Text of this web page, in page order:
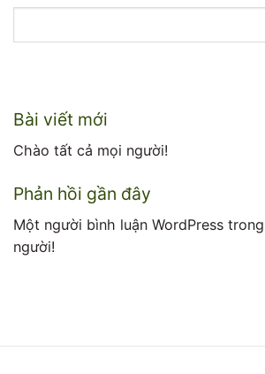
Bài viết mới
Chào tất cả mọi người!
Phản hồi gần đây
Một người bình luận WordPress trong
người!